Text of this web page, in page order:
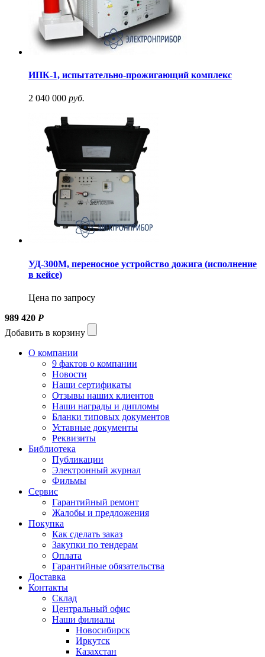
ИПК-1, испытательно-прожигающий комплекс
2 040 000 руб.
УД-300М, переносное устройство дожига (исполнение
в кейсе)
Цена по запросу
989 420 Р
Добавить в корзину
О компании
9 фактов о компании
Новости
Наши сертификаты
Отзывы наших клиентов
Наши награды и дипломы
Бланки типовых документов
Уставные документы
Реквизиты
Библиотека
Публикации
Электронный журнал
Фильмы
Сервис
Гарантийный ремонт
Жалобы и предложения
Покупка
Как сделать заказ
Закупки по тендерам
Оплата
Гарантийные обязательства
Доставка
Контакты
Склад
Центральный офис
Наши филиалы
Новосибирск
Иркутск
Казахстан